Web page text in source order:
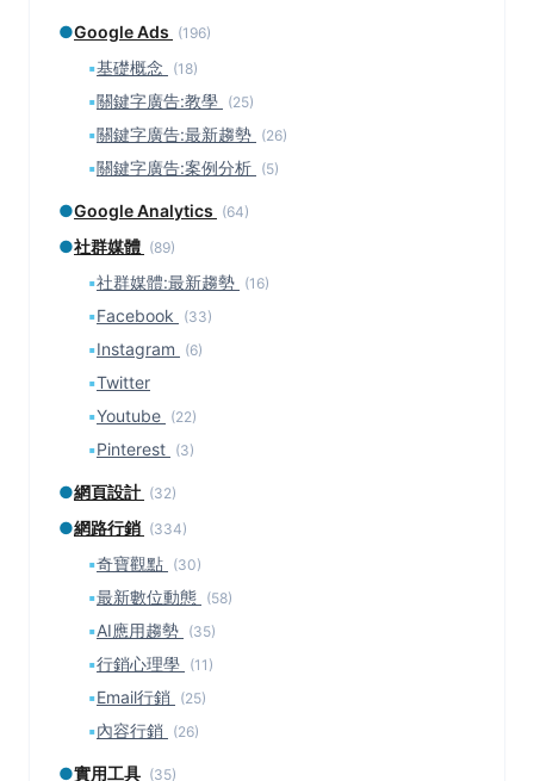
●Google Ads (196)
▪基礎概念 (18)
▪關鍵字廣告:教學 (25)
▪關鍵字廣告:最新趨勢 (26)
▪關鍵字廣告:案例分析 (5)
●Google Analytics (64)
●社群媒體 (89)
▪社群媒體:最新趨勢 (16)
▪Facebook (33)
▪Instagram (6)
▪Twitter
▪Youtube (22)
▪Pinterest (3)
●網頁設計 (32)
●網路行銷 (334)
▪奇寶觀點 (30)
▪最新數位動態 (58)
▪AI應用趨勢 (35)
▪行銷心理學 (11)
▪Email行銷 (25)
▪內容行銷 (26)
●實用工具 (35)